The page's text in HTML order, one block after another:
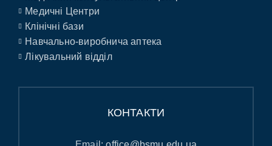
Медичні Центри
Клінічні бази
Навчально-виробнича аптека
Лікувальний відділ
КОНТАКТИ